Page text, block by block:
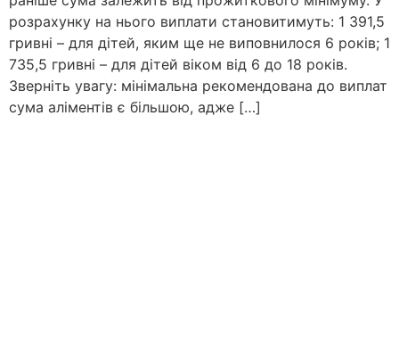
розрахунку на нього виплати становитимуть: 1 391,5
гривні – для дітей, яким ще не виповнилося 6 років; 1
735,5 гривні – для дітей віком від 6 до 18 років.
Зверніть увагу: мінімальна рекомендована до виплат
сума аліментів є більшою, адже […]